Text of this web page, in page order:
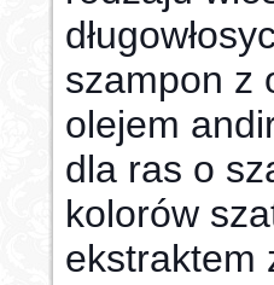
szampon z
olejem
dla ras o
kolorów
ekstraktem